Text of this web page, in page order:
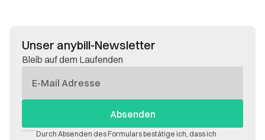
Unser anybill-Newsletter
Bleib auf dem Laufenden
Mail
Durch Absenden des Formulars bestätige ich, dass ich